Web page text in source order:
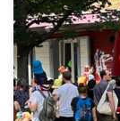
Offene Kinder-
Jugendclubs
selbstbestimmte
von Kindern und
deren Erhalt und
Offene Kinder-